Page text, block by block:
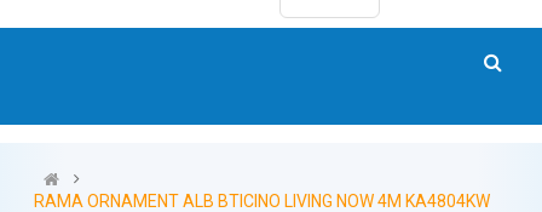
RAMA ORNAMENT ALB BTICINO LIVING NOW 4M KA4804KW